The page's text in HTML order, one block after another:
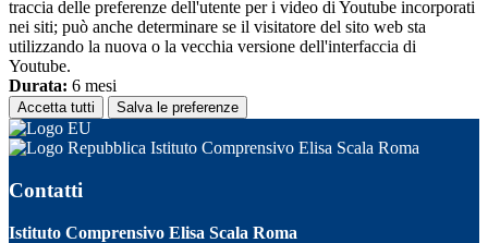
traccia delle preferenze dell'utente per i video di Youtube incorporati
nei siti; può anche determinare se il visitatore del sito web sta
utilizzando la nuova o la vecchia versione dell'interfaccia di
Youtube.
Durata: 6 mesi
Accetta tutti Salva le preferenze
Istituto Comprensivo Elisa Scala Roma
Contatti
Istituto Comprensivo Elisa Scala Roma